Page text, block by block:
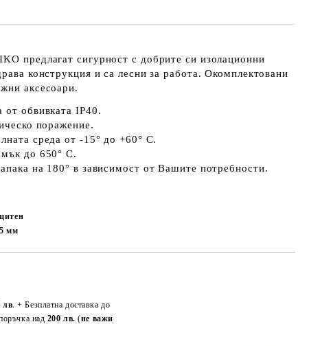
предлагат сигурност с добрите си изолационни
конструкция и са лесни за работа. Окомплектовани
аксесоари.
от обвивката IP40.
поражение.
среда от -15° до +60° С.
до 650° С.
на 180° в зависимост от Вашите потребности.
мм
лв. + Безплатна доставка до
над 200 лв.(не важи